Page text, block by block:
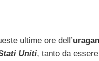
ultime ore dell’
Uniti, tanto da